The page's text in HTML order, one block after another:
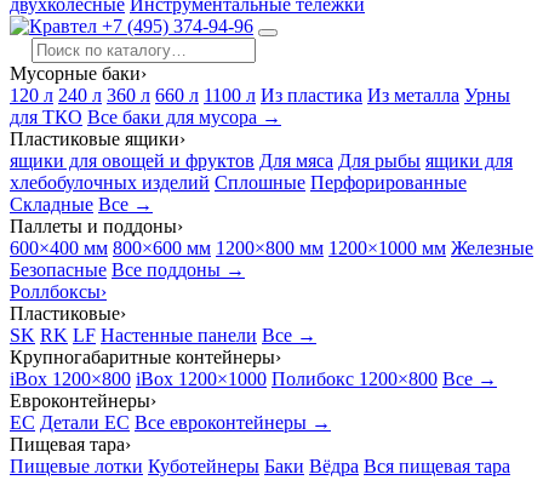
двухколесные Инструментальные тележки
+7 (495) 374-94-96
Мусорные баки›
120 л 240 л 360 л 660 л 1100 л Из пластика Из металла Урны
для ТКО Все баки для мусора →
Пластиковые ящики›
ящики для овощей и фруктов Для мяса Для рыбы ящики для
хлебобулочных изделий Сплошные Перфорированные
Складные Все →
Паллеты и поддоны›
600×400 мм 800×600 мм 1200×800 мм 1200×1000 мм Железные
Безопасные Все поддоны →
Роллбоксы›
Пластиковые›
SK RK LF Настенные панели Все →
Крупногабаритные контейнеры›
iBox 1200×800 iBox 1200×1000 Полибокс 1200×800 Все →
Евроконтейнеры›
EC Детали EC Все евроконтейнеры →
Пищевая тара›
Пищевые лотки Куботейнеры Баки Вёдра Вся пищевая тара